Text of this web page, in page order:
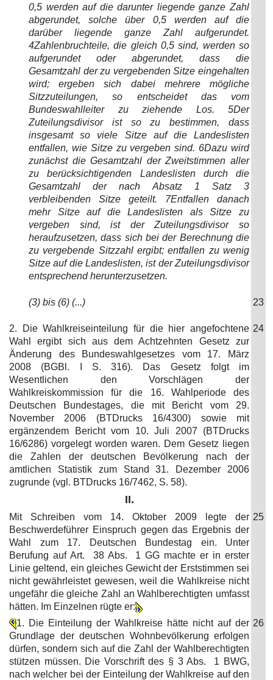
0,5 werden auf die darunter liegende ganze Zahl
abgerundet, solche über 0,5 werden auf die
darüber liegende ganze Zahl aufgerundet.
4Zahlenbruchteile, die gleich 0,5 sind, werden so
aufgerundet oder abgerundet, dass die
Gesamtzahl der zu vergebenden Sitze eingehalten
wird; ergeben sich dabei mehrere mögliche
Sitzzuteilungen, so entscheidet das vom
Bundeswahlleiter zu ziehende Los. 5Der
Zuteilungsdivisor ist so zu bestimmen, dass
insgesamt so viele Sitze auf die Landeslisten
entfallen, wie Sitze zu vergeben sind. 6Dazu wird
zunächst die Gesamtzahl der Zweitstimmen aller
zu berücksichtigenden Landeslisten durch die
Gesamtzahl der nach Absatz 1 Satz 3
verbleibenden Sitze geteilt. 7Entfallen danach
mehr Sitze auf die Landeslisten als Sitze zu
vergeben sind, ist der Zuteilungsdivisor so
heraufzusetzen, dass sich bei der Berechnung die
zu vergebende Sitzzahl ergibt; entfallen zu wenig
Sitze auf die Landeslisten, ist der Zuteilungsdivisor
entsprechend herunterzusetzen.
(3) bis (6) (...) 23
2. Die Wahlkreiseinteilung für die hier angefochtene
Wahl ergibt sich aus dem Achtzehnten Gesetz zur
Änderung des Bundeswahlgesetzes vom 17. März
2008 (BGBl. I S. 316). Das Gesetz folgt im
Wesentlichen den Vorschlägen der
Wahlkreiskommission für die 16. Wahlperiode des
Deutschen Bundestages, die mit Bericht vom 29.
November 2006 (BTDrucks 16/4300) sowie mit
ergänzendem Bericht vom 10. Juli 2007 (BTDrucks
16/6286) vorgelegt worden waren. Dem Gesetz liegen
die Zahlen der deutschen Bevölkerung nach der
amtlichen Statistik zum Stand 31. Dezember 2006
zugrunde (vgl. BTDrucks 16/7462, S. 58).
24
II.
Mit Schreiben vom 14. Oktober 2009 legte der
Beschwerdeführer Einspruch gegen das Ergebnis der
Wahl zum 17. Deutschen Bundestag ein. Unter
Berufung auf Art. 38 Abs. 1 GG machte er in erster
Linie geltend, ein gleiches Gewicht der Erststimmen sei
nicht gewährleistet gewesen, weil die Wahlkreise nicht
ungefähr die gleiche Zahl an Wahlberechtigten umfasst
hätten. Im Einzelnen rügte er:
25
1. Die Einteilung der Wahlkreise hätte nicht auf der
Grundlage der deutschen Wohnbevölkerung erfolgen
dürfen, sondern sich auf die Zahl der Wahlberechtigten
stützen müssen. Die Vorschrift des § 3 Abs. 1 BWG,
nach welcher bei der Einteilung der Wahlkreise auf den
26